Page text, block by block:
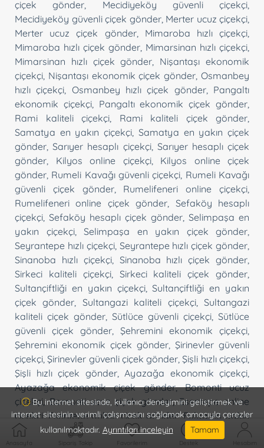
çiçek gönder
Mecidiyeköy güvenli çiçekçi
Mecidiyeköy güvenli çiçek gönder, Merter ucuz çiçekçi
Merter ucuz çiçek gönder, Mimaroba hızlı çiçekçi
Mimaroba hızlı çiçek gönder Mimarsinan hızlı çiçekçi
Mimarsinan hızlı çiçek gönder
Nişantaşı ekonomik
çiçekçi Nişantaşı ekonomik çiçek gönder ,Osmanbey
hızlı çiçekçi
Osmanbey hızlı çiçek gönder, Pangaltı
ekonomik çiçekçi, Pangaltı ekonomik çiçek gönder
Rami kaliteli çiçekçi
Rami kaliteli çiçek gönder
Samatya en yakın çiçekçi Samatya en yakın çiçek
gönder ,Sarıyer hesaplı çiçekçi, Sarıyer hesaplı çiçek
gönder
Kilyos online çiçekçi, Kilyos online çiçek
gönder Rumeli Kavağı güvenli çiçekçi Rumeli Kavağı
güvenli çiçek gönder, Rumelifeneri online çiçekçi
Rumelifeneri online çiçek gönder
Sefaköy hesaplı
çiçekçi Sefaköy hesaplı çiçek gönder Selimpaşa en
yakın çiçekçi, Selimpaşa en yakın çiçek gönder
Seyrantepe hızlı çiçekçi, Seyrantepe hızlı çiçek gönder
Sinanoba hızlı çiçekçi, Sinanoba hızlı çiçek gönder
Sirkeci kaliteli çiçekçi, Sirkeci kaliteli çiçek gönder
Sultançiftliği en yakın çiçekçi,Sultançiftliği en yakın
çiçek gönder
Sultangazi kaliteli çiçekçi,Sultangazi
kaliteli çiçek gönder Sütlüce güvenli çiçekçi Sütlüce
güvenli çiçek gönder
Şehremini ekonomik çiçekçi
Şehremini ekonomik çiçek gönder Şirinevler güvenli
çiçekçi ,Şirinevler güvenli çiçek gönder ,Şişli hızlı çiçekçi
Şişli hızlı çiçek gönder, Ayazağa ekonomik çiçekçi
Ayazağa ekonomik çiçek gönder,Bomonti ucuz
çiçekçi ,Bomonti ucuz çiçek gönder,Esentepe online
çiçekçi,Esentepe online çiçek gönder,Fulya en yakın
çiçekçi,Fulya en yakın çiçek gönder ,Taksim hesaplı
çiçekçi
Taksim hesaplı çiçek gönder Teşvikiye güvenli
Anasayfa Sipariş Takip Favorilerim Destek Hesabım
Bu internet sitesinde, kullanıcı deneyimini geliştirmek ve
internet sitesinin verimli çalışmasını sağlamak amacıyla çerezler
kullanılmaktadır. Ayrıntıları inceleyin Tamam